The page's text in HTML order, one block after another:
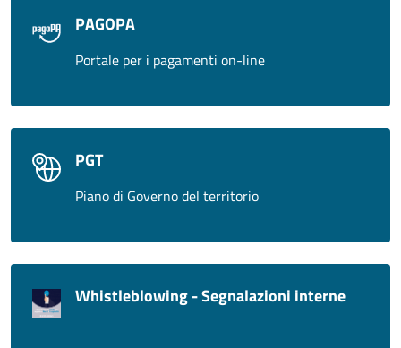
PAGOPA
Portale per i pagamenti on-line
PGT
Piano di Governo del territorio
Whistleblowing - Segnalazioni interne